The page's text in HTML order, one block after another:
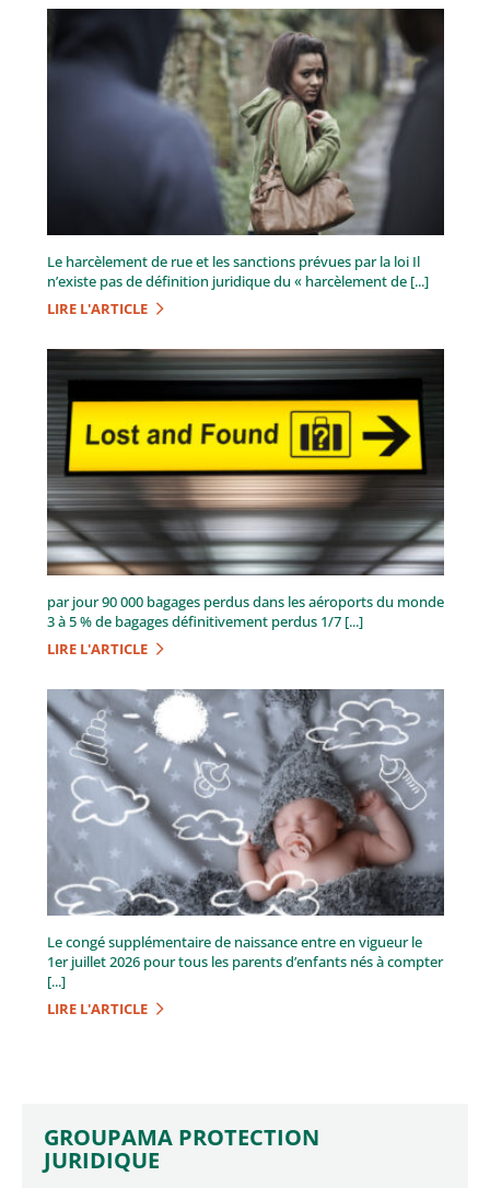
Le harcèlement de rue et les sanctions prévues par la loi Il
n’existe pas de définition juridique du « harcèlement de [...]
LIRE L'ARTICLE
par jour 90 000 bagages perdus dans les aéroports du monde
3 à 5 % de bagages définitivement perdus 1/7 [...]
LIRE L'ARTICLE
Le congé supplémentaire de naissance entre en vigueur le
1er juillet 2026 pour tous les parents d’enfants nés à compter
[...]
LIRE L'ARTICLE
GROUPAMA PROTECTION
JURIDIQUE